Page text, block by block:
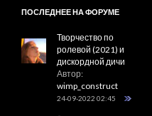
ПОСЛЕДНЕЕ НА ФОРУМЕ
Творчество по
ролевой (2021) и
дискордной дичи
Автор:
wimp_construct
24-09-2022 02:45